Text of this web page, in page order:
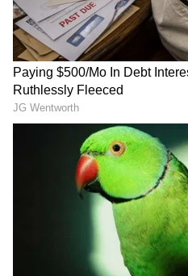
Atiq Ahmed: ಗ್ಯಾಂಗಸ್ಟಾರ್
ಅತೀಕ್ ಅಹ್ಮದ್ ಮಗನ ಕಾರು
ಶೋಧನೆಯಲ್ಲಿ ಪೊಲೀಸರಿಗೆ
ಹಿಂದೆ ಅಡಗಿದ ಕಥೆಯೇನು?